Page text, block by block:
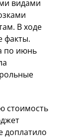
видами
В ходе
факты.
по июнь
стоимость
доплатило